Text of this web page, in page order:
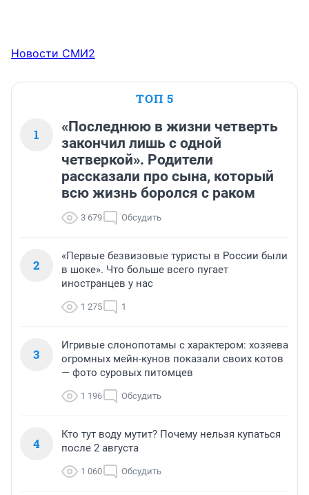
Новости СМИ2
ТОП 5
1
«Последнюю в жизни четверть
закончил лишь с одной
четверкой». Родители
рассказали про сына, который
всю жизнь боролся с раком
3 679 Обсудить
2
«Первые безвизовые туристы в России были
в шоке». Что больше всего пугает
иностранцев у нас
1 275 1
3
Игривые слонопотамы с характером: хозяева
огромных мейн-кунов показали своих котов
— фото суровых питомцев
1 196 Обсудить
4
Кто тут воду мутит? Почему нельзя купаться
после 2 августа
1 060 Обсудить